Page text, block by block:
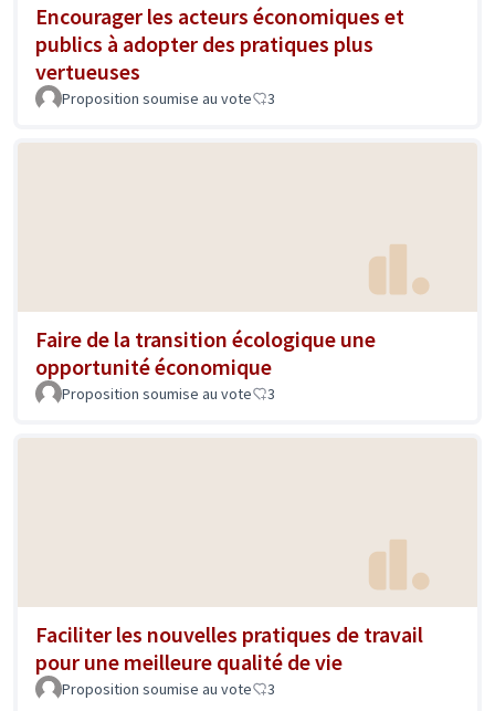
Encourager les acteurs économiques et
publics à adopter des pratiques plus
vertueuses
Proposition soumise au vote 3
Faire de la transition écologique une
opportunité économique
Proposition soumise au vote 3
Faciliter les nouvelles pratiques de travail
pour une meilleure qualité de vie
Proposition soumise au vote 3